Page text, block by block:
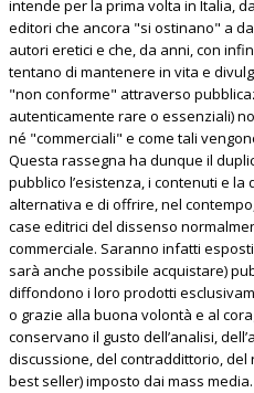
intende per la prima volta in Italia,
editori che ancora "si ostinano" a
autori eretici e che, da anni, con
tentano di mantenere in vita e
"non conforme" attraverso
autenticamente rare o essenziali)
né "commerciali" e come tali
Questa rassegna ha dunque il
pubblico l’esistenza, i contenuti e
alternativa e di offrire, nel
case editrici del dissenso
commerciale. Saranno infatti esposti
sarà anche possibile acquistare)
diffondono i loro prodotti
o grazie alla buona volontà e al
conservano il gusto dell’analisi,
discussione, del contraddittorio, del
best seller) imposto dai mass media.